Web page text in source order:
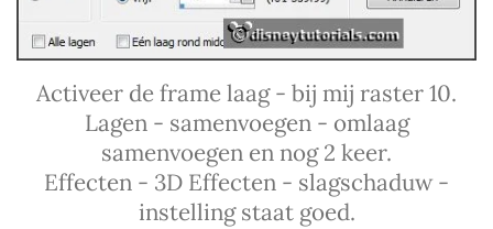
Activeer de frame laag - bij mij raster 10.
Lagen - samenvoegen - omlaag
samenvoegen en nog 2 keer.
Effecten - 3D Effecten - slagschaduw -
instelling staat goed.